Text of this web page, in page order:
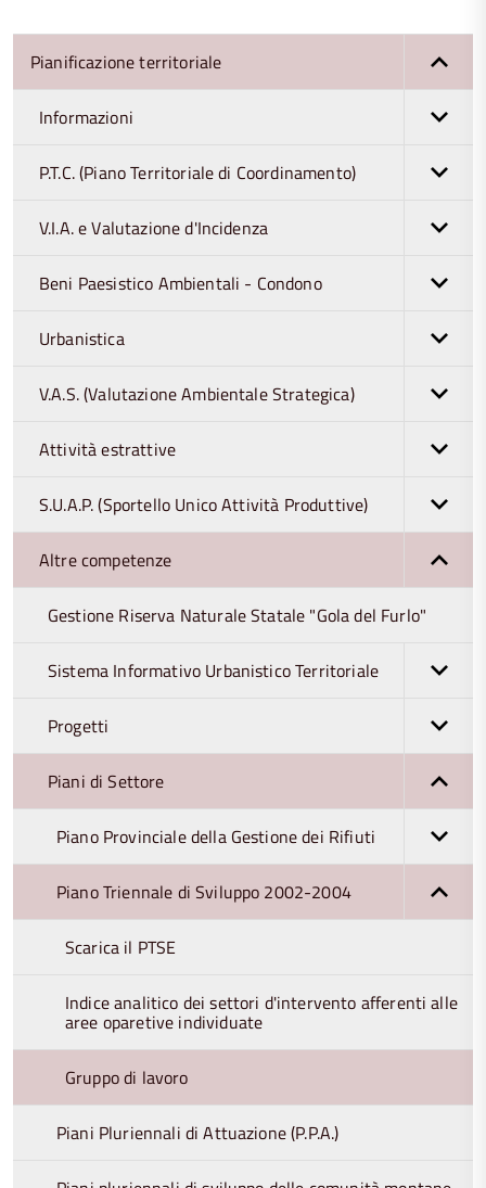
Pianificazione territoriale
Informazioni
P.T.C. (Piano Territoriale di Coordinamento)
V.I.A. e Valutazione d'Incidenza
Beni Paesistico Ambientali - Condono
Urbanistica
V.A.S. (Valutazione Ambientale Strategica)
Attività estrattive
S.U.A.P. (Sportello Unico Attività Produttive)
Altre competenze
Gestione Riserva Naturale Statale "Gola del Furlo"
Sistema Informativo Urbanistico Territoriale
Progetti
Piani di Settore
Piano Provinciale della Gestione dei Rifiuti
Piano Triennale di Sviluppo 2002-2004
Scarica il PTSE
Indice analitico dei settori d'intervento afferenti alle
aree oparetive individuate
Gruppo di lavoro
Piani Pluriennali di Attuazione (P.P.A.)